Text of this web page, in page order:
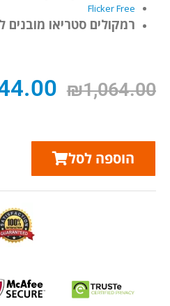
Flicker Free
רמקולים סטריאו מובנים
₪1,064.00
הוספה לסל